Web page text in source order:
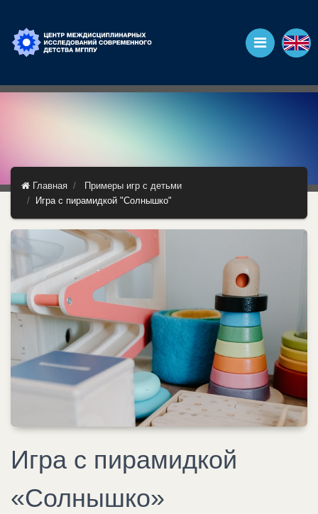
Главная
Примеры игр с детьми
Игра с пирамидкой "Солнышко"
Игра с пирамидкой
«Солнышко»